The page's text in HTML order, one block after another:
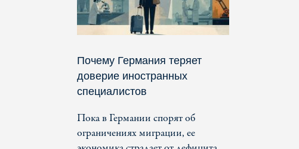
Почему Германия теряет
доверие иностранных
специалистов
Пока в Германии спорят об
ограничениях миграции, ее